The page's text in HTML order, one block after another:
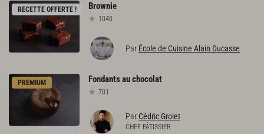
RECETTE OFFERTE ! Brownie
1040
Par École de Cuisine Alain Ducasse
PREMIUM Fondantsauchocolat
701
Par Cédric Grolet
CHEF PÂTISSIER